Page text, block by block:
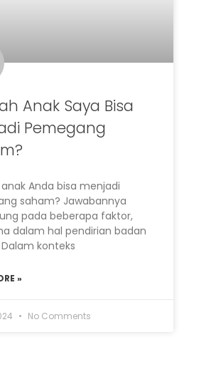
Anak Saya Bisa
Pemegang
Anda bisa menjadi
saham? Jawabannya
pada beberapa faktor,
dalam hal pendirian badan
konteks
»
No Comments